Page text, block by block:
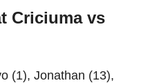
Criciuma vs
(1), Jonathan (13),